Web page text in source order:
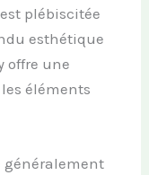
plébiscitée
esthétique
offre une
éléments
généralement